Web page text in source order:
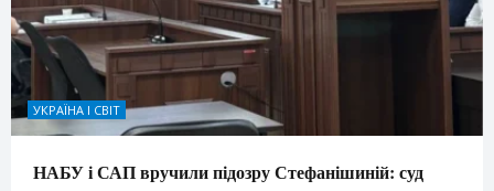
УКРАЇНА І СВІТ
НАБУ і САП вручили підозру Стефанішиній: суд